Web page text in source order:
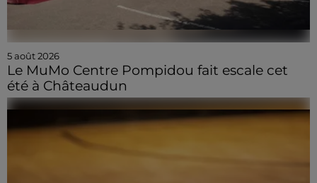
5 août 2026
Le MuMo Centre Pompidou fait escale cet
été à Châteaudun